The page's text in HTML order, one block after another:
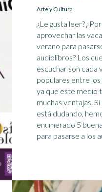
Arte y Cultura
¿Le gusta leer?
aprovechar las
verano para
audiolibros? Los
escuchar son cada
populares entre los
ya que este medio
muchas ventajas.
está dudando,
enumerado 5
para pasarse a los